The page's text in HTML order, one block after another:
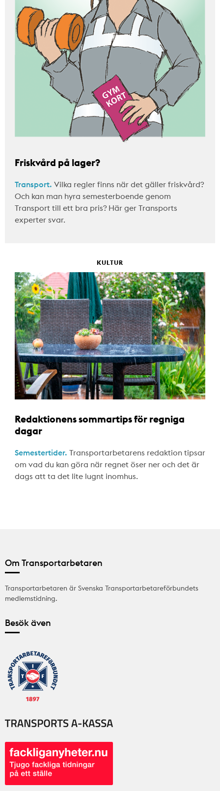
Friskvård på lager?
Transport. Vilka regler finns när det gäller friskvård?
Och kan man hyra semesterboende genom
Transport till ett bra pris? Här ger Transports
experter svar.
KULTUR
Redaktionens sommartips för regniga
dagar
Semestertider. Transportarbetarens redaktion tipsar
om vad du kan göra när regnet öser ner och det är
dags att ta det lite lugnt inomhus.
Om Transportarbetaren
Transportarbetaren är Svenska Transportarbetareförbundets
medlemstidning.
Besök även